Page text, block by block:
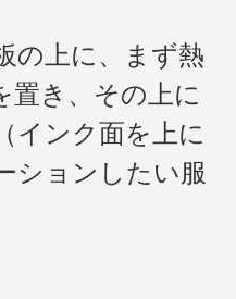
の上に、まず熱
置き、その上に
インク面を上に
ションしたい服